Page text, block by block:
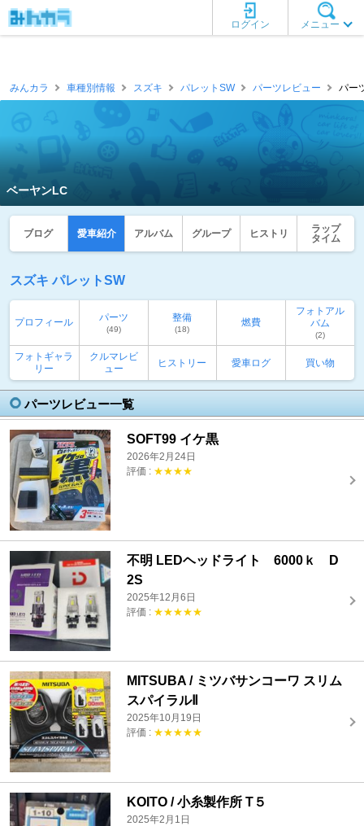
メニュー
ログイン
みんカラ 車種別情報 スズキ パレットSW パーツレビュー パー
ベーヤンLC
ブログ 愛車紹介 アルバム グループ ヒストリ
ラップ
タイム
スズキ パレットSW
プロフィール パーツ
(49)
整備
(18)
燃費
フォトアル
バム
(2)
フォトギャラ
リー
クルマレビ
ュー
ヒストリー 愛車ログ 買い物
パーツレビュー一覧
SOFT99 イケ黒
2026年2月24日
評価 : ★★★★
不明 LEDヘッドライト 6000ｋ D
2S
2025年12月6日
評価 : ★★★★★
MITSUBA / ミツバサンコーワ スリム
スパイラルⅡ
2025年10月19日
評価 : ★★★★★
KOITO / 小糸製作所 T５
2025年2月1日